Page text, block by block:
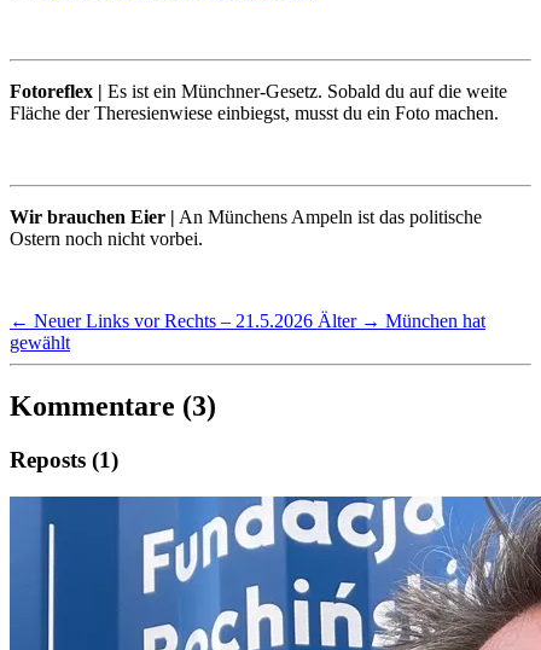
Fotoreflex | Es ist ein Münchner-Gesetz. Sobald du auf die weite
Fläche der Theresienwiese einbiegst, musst du ein Foto machen.
Wir brauchen Eier | An Münchens Ampeln ist das politische
Ostern noch nicht vorbei.
← Neuer Links vor Rechts – 21.5.2026 Älter → München hat
gewählt
Kommentare (3)
Reposts (1)